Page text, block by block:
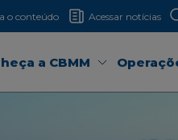
o conteúdo Acessar notícias
a CBMM